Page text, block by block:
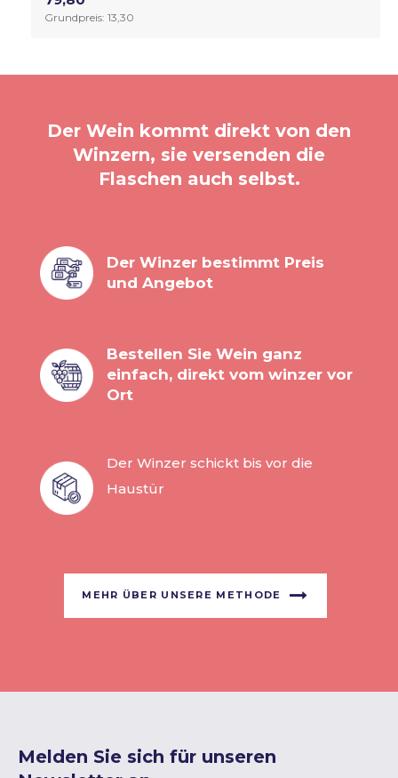
Grundpreis: 13,30
Der Wein kommt direkt von den
Winzern, sie versenden die
Flaschen auch selbst.
Der Winzer bestimmt Preis
und Angebot
Bestellen Sie Wein ganz
einfach, direkt vom winzer vor
Ort
Der Winzer schickt bis vor die
Haustür
MEHR ÜBER UNSERE METHODE
Melden Sie sich für unseren